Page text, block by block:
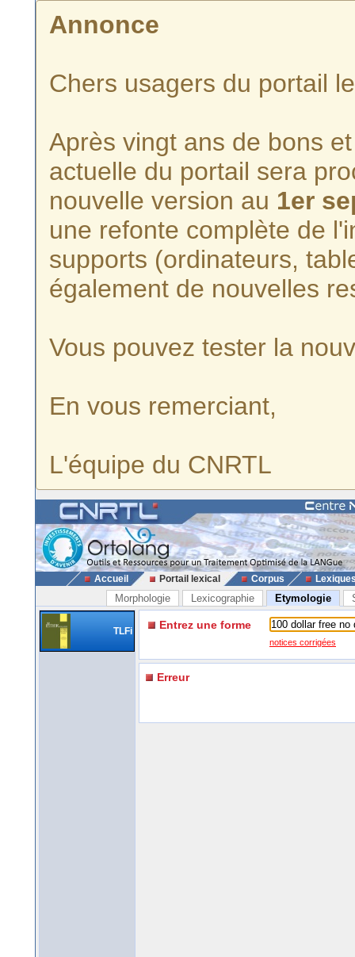
Annonce
Chers usagers du portail
Après vingt ans de bons
actuelle du portail sera
nouvelle version au 1er
une refonte complète de
supports (ordinateurs,
également de nouvelles
Vous pouvez tester la
En vous remerciant,
L'équipe du CNRTL
Accueil Portail lexical Corpus
Morphologie Lexicographie Etymologie
TLFi Entrez une forme
notices corrigées
Erreur